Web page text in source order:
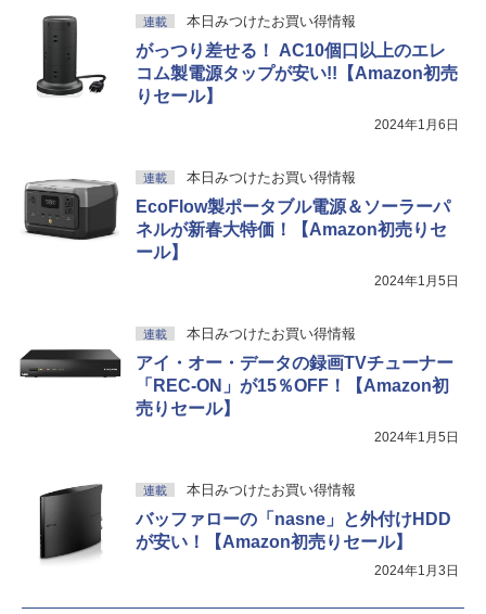
連載 本日みつけたお買い得情報
がっつり差せる！ AC10個口以上のエレ
コム製電源タップが安い!!【Amazon初売
りセール】
2024年1月6日
連載 本日みつけたお買い得情報
EcoFlow製ポータブル電源＆ソーラーパ
ネルが新春大特価！【Amazon初売りセ
ール】
2024年1月5日
連載 本日みつけたお買い得情報
アイ・オー・データの録画TVチューナー
「REC-ON」が15％OFF！【Amazon初
売りセール】
2024年1月5日
連載 本日みつけたお買い得情報
バッファローの「nasne」と外付けHDD
が安い！【Amazon初売りセール】
2024年1月3日